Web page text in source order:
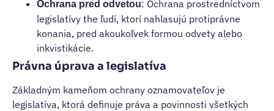
Ochrana pred odvetou: Ochrana prostredníctvom
legislatívy the ľudí, ktorí nahlasujú protiprávne
konania, pred akoukoľvek formou odvety alebo
inkvistikácie.
Právna úprava a legislatíva
Základným kameňom ochrany oznamovateľov je
legislatíva, ktorá definuje práva a povinnosti všetkých